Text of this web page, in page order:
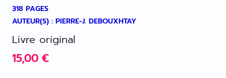
318 PAGES
AUTEUR(S) : PIERRE-J. DEBOUXHTAY
Livre original
15,00 €